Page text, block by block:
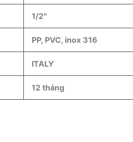
1/2″
PP, PVC, inox 316
ITALY
12 tháng